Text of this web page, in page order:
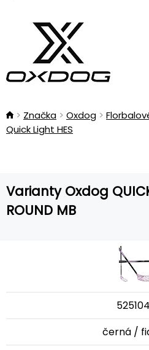
Značka Oxdog
Quick Light HES
Varianty Oxdog
ROUND MB
černá /